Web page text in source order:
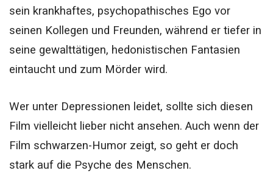
sein krankhaftes, psychopathisches Ego vor
seinen Kollegen und Freunden, während er tiefer in
seine gewalttätigen, hedonistischen Fantasien
eintaucht und zum Mörder wird.
Wer unter Depressionen leidet, sollte sich diesen
Film vielleicht lieber nicht ansehen. Auch wenn der
Film schwarzen-Humor zeigt, so geht er doch
stark auf die Psyche des Menschen.